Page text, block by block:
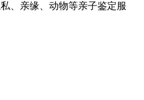
、亲缘、动物等亲子鉴定服